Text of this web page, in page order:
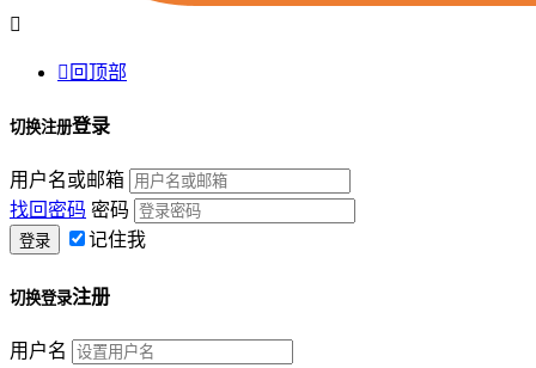

 回顶部
切换注册登录
用户名或邮箱
找回密码 密码
记住我
切换登录注册
用户名